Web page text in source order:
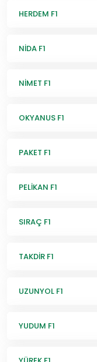
HERDEM F1
NİDA F1
NİMET F1
OKYANUS F1
PAKET F1
PELİKAN F1
SIRAÇ F1
TAKDİR F1
UZUNYOL F1
YUDUM F1